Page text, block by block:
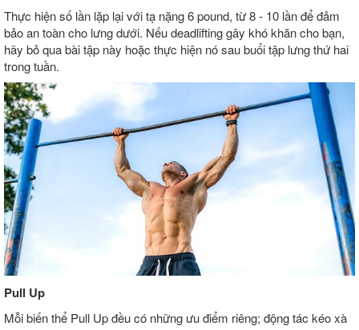
Thực hiện số lần lặp lại với tạ nặng 6 pound, từ 8 - 10 lần để đảm
bảo an toàn cho lưng dưới. Nếu deadlifting gây khó khăn cho bạn,
hãy bỏ qua bài tập này hoặc thực hiện nó sau buổi tập lưng thứ hai
trong tuần.
Pull Up
Mỗi biến thể Pull Up đều có những ưu điểm riêng; động tác kéo xà